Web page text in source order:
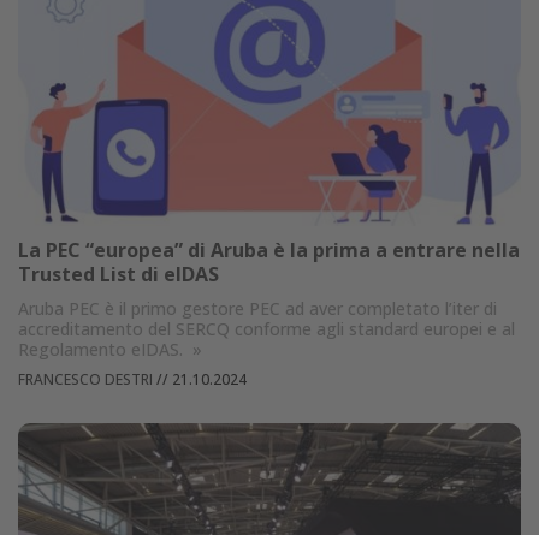
La PEC “europea” di Aruba è la prima a entrare nella
Trusted List di eIDAS
Aruba PEC è il primo gestore PEC ad aver completato l’iter di
accreditamento del SERCQ conforme agli standard europei e al
Regolamento eIDAS. »
FRANCESCO DESTRI // 21.10.2024